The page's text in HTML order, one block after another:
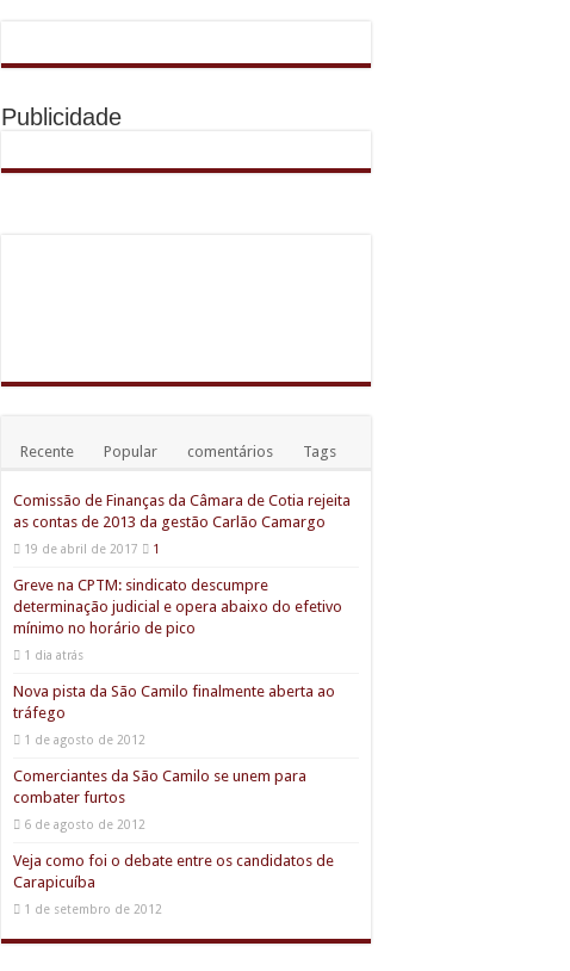
Publicidade
Recente Popular comentários Tags
Comissão de Finanças da Câmara de Cotia rejeita
as contas de 2013 da gestão Carlão Camargo
19 de abril de 2017 1
Greve na CPTM: sindicato descumpre
determinação judicial e opera abaixo do efetivo
mínimo no horário de pico
1 dia atrás
Nova pista da São Camilo finalmente aberta ao
tráfego
1 de agosto de 2012
Comerciantes da São Camilo se unem para
combater furtos
6 de agosto de 2012
Veja como foi o debate entre os candidatos de
Carapicuíba
1 de setembro de 2012